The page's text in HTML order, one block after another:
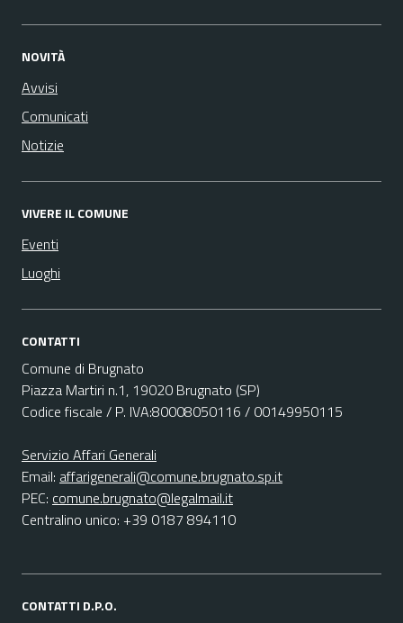
NOVITÀ
Avvisi
Comunicati
Notizie
VIVERE IL COMUNE
Eventi
Luoghi
CONTATTI
Comune di Brugnato
Piazza Martiri n.1, 19020 Brugnato (SP)
Codice fiscale / P. IVA:80008050116 / 00149950115
Servizio Affari Generali
Email: affarigenerali@comune.brugnato.sp.it
PEC: comune.brugnato@legalmail.it
Centralino unico: +39 0187 894110
CONTATTI D.P.O.